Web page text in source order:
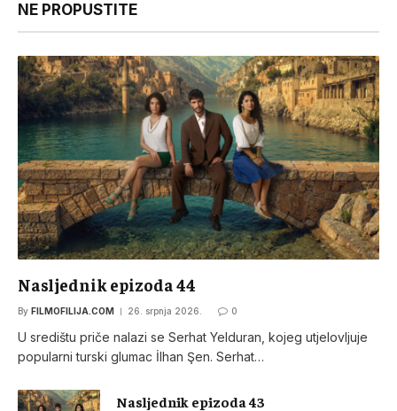
NE PROPUSTITE
Nasljednik epizoda 44
By FILMOFILIJA.COM 26. srpnja 2026. 0
U središtu priče nalazi se Serhat Yelduran, kojeg utjelovljuje
popularni turski glumac İlhan Şen. Serhat…
Nasljednik epizoda 43